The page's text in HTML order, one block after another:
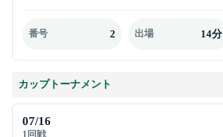
番号 2 出場 14分
カップトーナメント
07/16
1回戦